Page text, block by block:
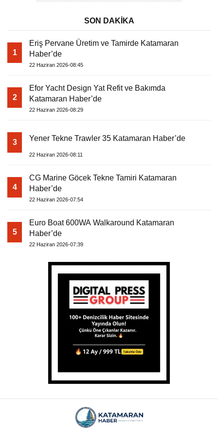
SON DAKİKA
1
Eriş Pervane Üretim ve Tamirde Katamaran
Haber’de
22 Haziran 2026-08:45
2
Efor Yacht Design Yat Refit ve Bakımda
Katamaran Haber’de
22 Haziran 2026-08:29
3 Yener Tekne Trawler 35 Katamaran Haber’de
22 Haziran 2026-08:11
4
CG Marine Göcek Tekne Tamiri Katamaran
Haber’de
22 Haziran 2026-07:54
5
Euro Boat 600WA Walkaround Katamaran
Haber’de
22 Haziran 2026-07:39